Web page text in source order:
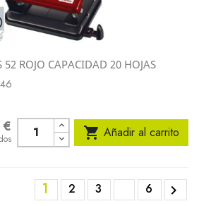
52 ROJO CAPACIDAD 20 HOJAS
 Añadir al carrito
1 2 3 6 